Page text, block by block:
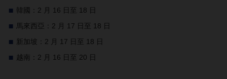
韓國：2 月 16 日至 18 日
馬來西亞：2 月 17 日至 18 日
新加坡：2 月 17 日至 18 日
越南：2 月 16 日至 20 日